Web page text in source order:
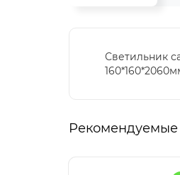
Светильник
Рекомендуемые